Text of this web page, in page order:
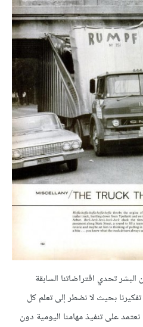
تحدي افتراضاتنا السابقة
تفكيرنا بحيث لا نضطر إلى تعلم كل
على تنفيذ مهامنا اليومية دون